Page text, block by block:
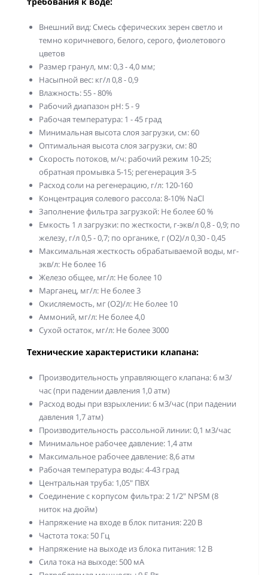
Внешний вид: Смесь сферических зерен светло и
темно коричневого, белого, серого, фиолетового
цветов
Размер гранул, мм: 0,3 - 4,0 мм;
Насыпной вес: кг/л 0,8 - 0,9
Влажность: 55 - 80%
Рабочий диапазон рН: 5 - 9
Рабочая температура: 1 - 45 град
Минимальная высота слоя загрузки, см: 60
Оптимальная высота слоя загрузки, см: 80
Скорость потоков, м/ч: рабочий режим 10-25;
обратная промывка 5-15; регенерация 3-5
Расход соли на регенерацию, г/л: 120-160
Концентрация солевого рассола: 8-10% NaCl
Заполнение фильтра загрузкой: Не более 60 %
Емкость 1 л загрузки: по жесткости, г-экв/л 0,8 - 0,9; по
железу, г/л 0,5 - 0,7; по органике, г (О2)/л 0,30 - 0,45
Максимальная жесткость обрабатываемой воды, мг-
экв/л: Не более 16
Железо общее, мг/л: Не более 10
Марганец, мг/л: Не более 3
Окисляемость, мг (О2)/л: Не более 10
Аммоний, мг/л: Не более 4,0
Сухой остаток, мг/л: Не более 3000
Технические характеристики клапана:
Производительность управляющего клапана: 6 м3/
час (при падении давления 1,0 атм)
Расход воды при взрыхлении: 6 м3/час (при падении
давления 1,7 атм)
Производительность рассольной линии: 0,1 м3/час
Минимальное рабочее давление: 1,4 атм
Максимальное рабочее давление: 8,6 атм
Рабочая температура воды: 4-43 град
Центральная труба: 1,05" ПВХ
Соединение с корпусом фильтра: 2 1/2" NPSM (8
ниток на дюйм)
Напряжение на входе в блок питания: 220 В
Частота тока: 50 Гц
Напряжение на выходе из блока питания: 12 В
Сила тока на выходе: 500 мА